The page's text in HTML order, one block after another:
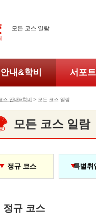
모든 코스 일람
내&학비 서포
스 안내&학비 > 모든 코스 일람
모든 코스 일람
정규 코스 특별취
정규 코스